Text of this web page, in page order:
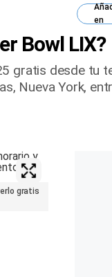
en
Bowl LIX?
gratis desde tu
Nueva York,
gratis